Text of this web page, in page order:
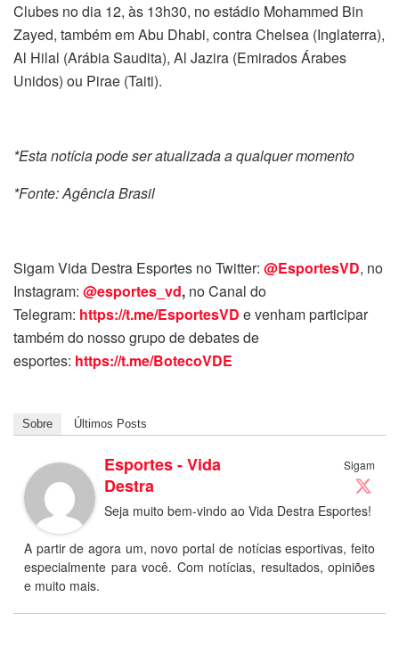
Clubes no dia 12, às 13h30, no estádio Mohammed Bin
Zayed, também em Abu Dhabi, contra Chelsea (Inglaterra),
Al Hilal (Arábia Saudita), Al Jazira (Emirados Árabes
Unidos) ou Pirae (Taiti).
*Esta notícia pode ser atualizada a qualquer momento
*Fonte: Agência Brasil
Sigam Vida Destra Esportes no Twitter: @EsportesVD, no
Instagram: @esportes_vd, no Canal do
Telegram: https://t.me/EsportesVD e venham participar
também do nosso grupo de debates de
esportes: https://t.me/BotecoVDE
Sobre Últimos Posts
Sigam
Esportes - Vida
Destra
Seja muito bem-vindo ao Vida Destra Esportes!
A partir de agora um, novo portal de notícias esportivas, feito
especialmente para você. Com notícias, resultados, opiniões
e muito mais.